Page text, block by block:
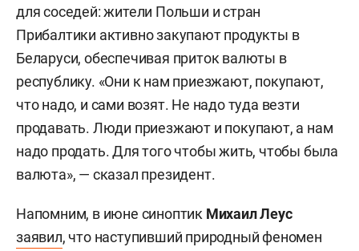
для соседей: жители Польши и стран
Прибалтики активно закупают продукты в
Беларуси, обеспечивая приток валюты в
республику. «Они к нам приезжают, покупают,
что надо, и сами возят. Не надо туда везти
продавать. Люди приезжают и покупают, а нам
надо продать. Для того чтобы жить, чтобы была
валюта», — сказал президент.
Напомним, в июне синоптик Михаил Леус
заявил, что наступивший природный феномен